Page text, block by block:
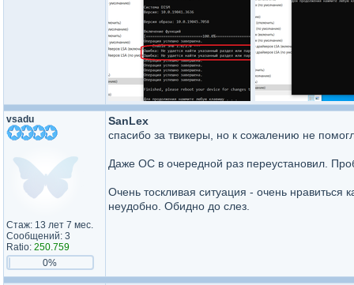
vsadu
Стаж: 13 лет 7 мес.
Сообщений: 3
Ratio: 250.759
0%
SanLex
спасибо за твикеры, но к сожалению не
Даже ОС в очередной раз переустановил.
Очень тоскливая ситуация - очень нравиться
неудобно. Обидно до слез.